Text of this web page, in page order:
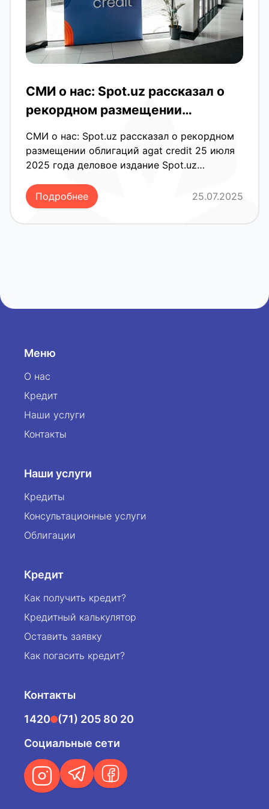
СМИ о нас: Spot.uz рассказал о
рекордном размещении
СМИ о нас: Spot.uz рассказал о рекордном
размещении облигаций agat credit 25 июля
2025 года деловое издание Spot.uz
достижении agat credit. Компания привлекла
30 миллиардов сумов через выпуск
облигаций — и всё это за 2,5 часа. Это
материал можно по ссылке: Читать статью
Подробнее 25.07.2025
Меню
О нас
Кредит
Наши услуги
Контакты
Наши услуги
Кредиты
Консультационные услуги
Облигации
Кредит
Как получить кредит?
Кредитный калькулятор
Оставить заявку
Как погасить кредит?
Контакты
1420
(71) 205 80 20
Социальные сети